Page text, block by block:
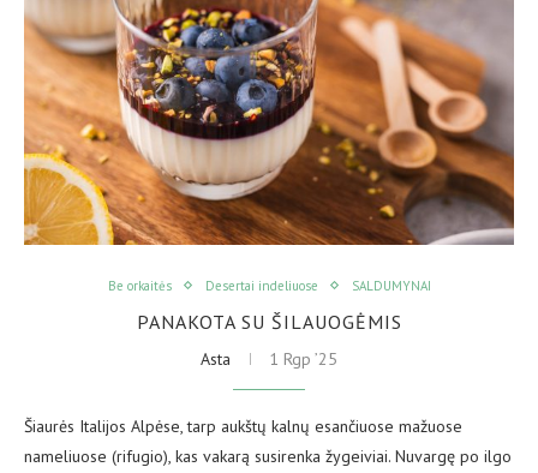
Be orkaitės Desertai indeliuose SALDUMYNAI
PANAKOTA SU ŠILAUOGĖMIS
Asta 1 Rgp ’25
Šiaurės Italijos Alpėse, tarp aukštų kalnų esančiuose mažuose
nameliuose (rifugio), kas vakarą susirenka žygeiviai. Nuvargę po ilgo